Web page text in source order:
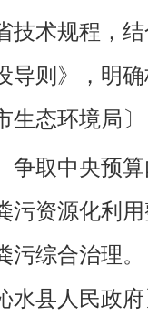
技术规程，
导则》，明
态环境局〕
争取中央预
污资源化利
污综合治理
水县人民政